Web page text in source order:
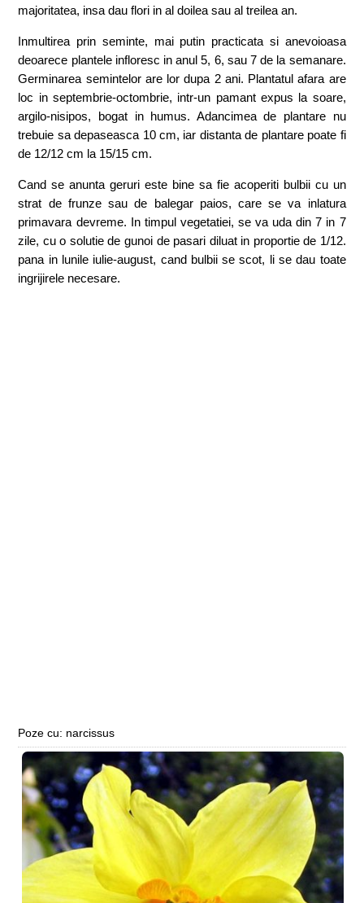
majoritatea, insa dau flori in al doilea sau al treilea an.
Inmultirea prin seminte, mai putin practicata si anevoioasa
deoarece plantele infloresc in anul 5, 6, sau 7 de la semanare.
Germinarea semintelor are lor dupa 2 ani. Plantatul afara are
loc in septembrie-octombrie, intr-un pamant expus la soare,
argilo-nisipos, bogat in humus. Adancimea de plantare nu
trebuie sa depaseasca 10 cm, iar distanta de plantare poate fi
de 12/12 cm la 15/15 cm.
Cand se anunta geruri este bine sa fie acoperiti bulbii cu un
strat de frunze sau de balegar paios, care se va inlatura
primavara devreme. In timpul vegetatiei, se va uda din 7 in 7
zile, cu o solutie de gunoi de pasari diluat in proportie de 1/12.
pana in lunile iulie-august, cand bulbii se scot, li se dau toate
ingrijirele necesare.
Poze cu: narcissus